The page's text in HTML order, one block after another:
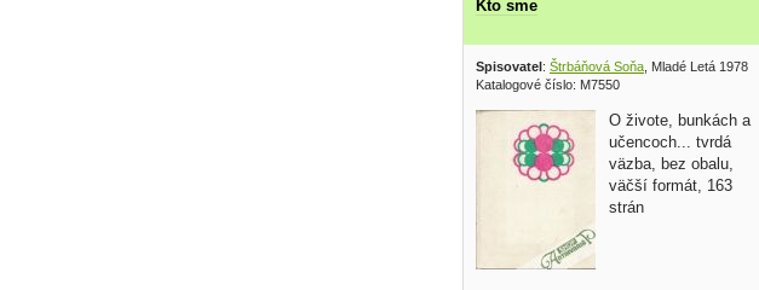
Kto sme
Spisovatel : Štrbáňová Soňa , Mladé Letá 1978
Katalogové číslo: M7550
O živote, bunkách a
učencoch... tvrdá
väzba, bez obalu,
väčší formát, 163
strán